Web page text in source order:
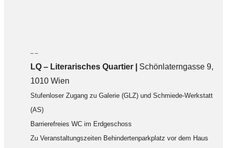
– –
LQ –Literarisches Quartier | Schönlaterngasse 9,
1010 Wien
Stufenloser Zugang zu Galerie (GLZ) und Schmiede-Werkstatt
(AS)
Barrierefreies WC im Erdgeschoss
Zu Veranstaltungszeiten Behindertenparkplatz vor dem Haus